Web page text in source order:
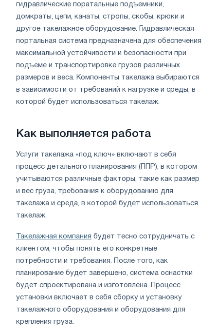
гидравлические поратальные подъемники,
домкраты, цепи, канаты, стропы, скобы, крюки и
другое такелажное оборудование. Гидравлическая
портальная система предназначена для обеспечения
максимальной устойчивости и безопасности при
подъеме и транспортировке грузов различных
размеров и веса. Компоненты такелажа выбираются
в зависимости от требований к нагрузке и среды, в
которой будет использоваться такелаж.
Как выполняется работа
Услуги такелажа «под ключ» включают в себя
процесс детального планирования (ППР), в котором
учитываются различные факторы, такие как размер
и вес груза, требования к оборудованию для
такелажа и среда, в которой будет использоваться
такелаж.
Такелажная компания будет тесно сотрудничать с
клиентом, чтобы понять его конкретные
потребности и требования. После того, как
планирование будет завершено, система оснастки
будет спроектирована и изготовлена. Процесс
установки включает в себя сборку и установку
такелажного оборудования и оборудования для
крепления груза.